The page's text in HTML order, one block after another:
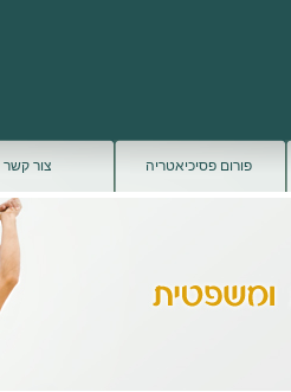
פורום פסיכיאטריה צור קשר